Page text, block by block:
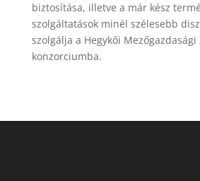
biztosítása, illetve a már kész
szolgáltatások minél szélesebb
szolgálja a Hegykői
konzorciumba.